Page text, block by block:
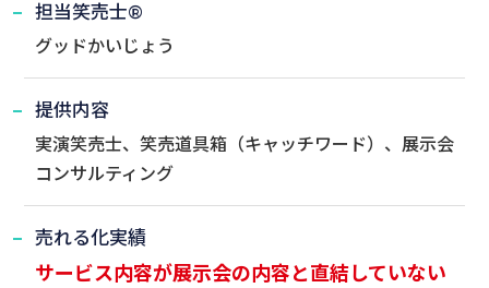
担当笑売士®
グッドかいじょう
提供内容
実演笑売士、笑売道具箱（キャッチワード）、展示会
コンサルティング
売れる化実績
サービス内容が展示会の内容と直結していない